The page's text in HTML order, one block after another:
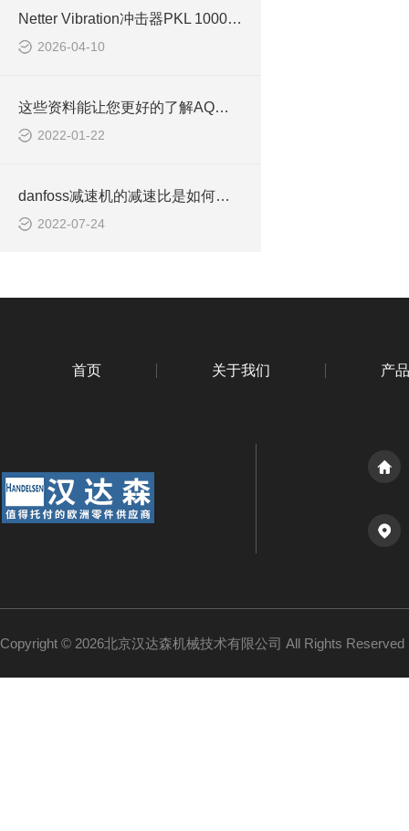
Netter Vibration冲击器PKL 1000/6适用于中型料仓防堵
2026-04-10
这些资料能让您更好的了解AQ艾科液位传感器
2022-01-22
danfoss减速机的减速比是如何进行计算的！
2022-07-24
首页 关于我们 产
Copyright © 2026北京汉达森机械技术有限公司 All Rights